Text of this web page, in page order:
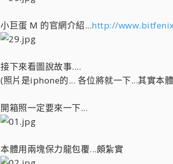
小巨蛋 M 的官網介紹...http://
接下來看圖說故事....
(照片是iphone的... 各位將就一下...其實本
開箱照一定要來一下...
本體用兩塊保力龍包覆...頗紮實